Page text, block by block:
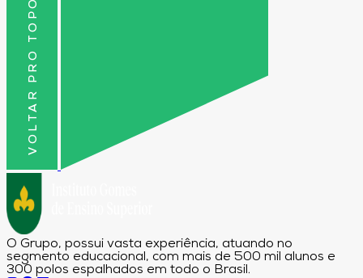
VOLTAR PRO TOPO
O Grupo, possui vasta experiência, atuando no
segmento educacional, com mais de 500 mil alunos e
300 polos espalhados em todo o Brasil.